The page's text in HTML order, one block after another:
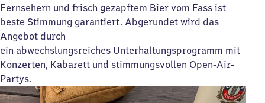
Fernsehern und frisch gezapftem Bier vom Fass ist
beste Stimmung garantiert. Abgerundet wird das
Angebot durch
ein abwechslungsreiches Unterhaltungsprogramm mit
Konzerten, Kabarett und stimmungsvollen Open-Air-
Partys.